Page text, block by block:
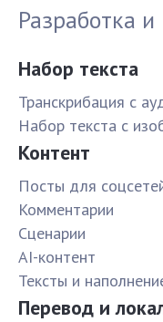
Разработка и
Набор текста
Транскрибация с
Набор текста с
Контент
Посты для
Комментарии
Сценарии
AI-контент
Тексты и
Перевод и